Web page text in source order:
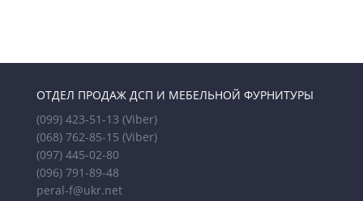
ОТДЕЛ ПРОДАЖ ДСП И МЕБЕЛЬНОЙ ФУРНИТУРЫ
(099) 423-51-13 (Viber)
(068) 762-85-15 (Viber)
(097) 445-02-80
(096) 791-89-48
peral-f@ukr.net